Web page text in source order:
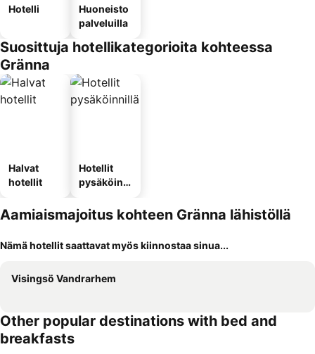
Hotelli
Huoneisto
palveluilla
Suosittuja hotellikategorioita kohteessa
Gränna
Halvat
hotellit
Hotellit
pysäköinni
Aamiaismajoitus kohteen Gränna lähistöllä
Nämä hotellit saattavat myös kiinnostaa sinua...
Visingsö Vandrarhem
Other popular destinations with bed and
breakfasts